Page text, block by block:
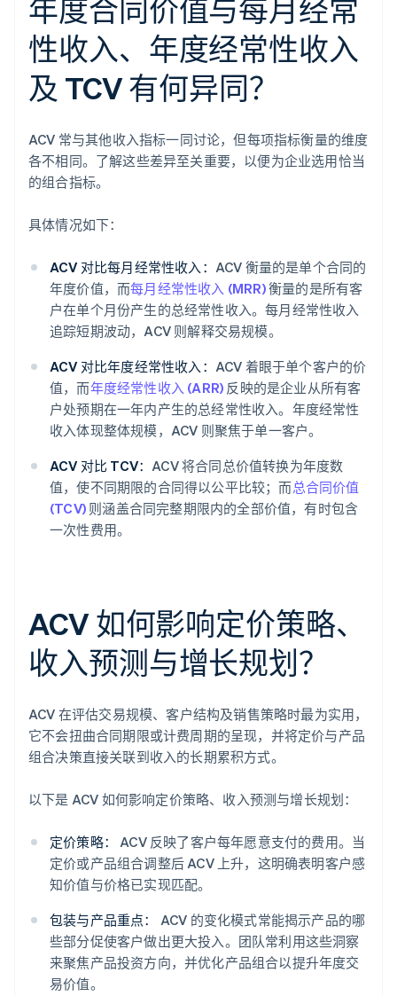
年度合同价值与每月经常
性收入、年度经常性收入
及 TCV 有何异同？
ACV 常与其他收入指标一同讨论，但每项指标衡量的维度
各不相同。了解这些差异至关重要，以便为企业选用恰当
的组合指标。
具体情况如下：
ACV 对比每月经常性收入： ACV 衡量的是单个合同的
年度价值，而每月经常性收入 (MRR)衡量的是所有客
户在单个月份产生的总经常性收入。每月经常性收入
追踪短期波动，ACV 则解释交易规模。
ACV 对比年度经常性收入： ACV 着眼于单个客户的价
值，而年度经常性收入 (ARR) 反映的是企业从所有客
户处预期在一年内产生的总经常性收入。年度经常性
收入体现整体规模，ACV 则聚焦于单一客户。
ACV 对比 TCV：ACV 将合同总价值转换为年度数
值，使不同期限的合同得以公平比较；而总合同价值
(TCV) 则涵盖合同完整期限内的全部价值，有时包含
一次性费用。
ACV 如何影响定价策略、
收入预测与增长规划？
ACV 在评估交易规模、客户结构及销售策略时最为实用，
它不会扭曲合同期限或计费周期的呈现，并将定价与产品
组合决策直接关联到收入的长期累积方式。
以下是 ACV 如何影响定价策略、收入预测与增长规划：
定价策略：
ACV 反映了客户每年愿意支付的费用。当
定价或产品组合调整后 ACV 上升，这明确表明客户感
知价值与价格已实现匹配。
包装与产品重点：
ACV 的变化模式常能揭示产品的哪
些部分促使客户做出更大投入。团队常利用这些洞察
来聚焦产品投资方向，并优化产品组合以提升年度交
易价值。